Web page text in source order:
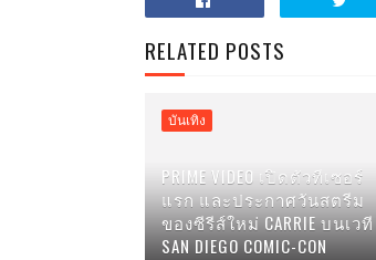
RELATED POSTS
บันเทิง
PRIME VIDEO เปิดตัวทีเซอร์
แรก และประกาศวันสตรีม
ของซีรีส์ใหม่ CARRIE บนเวที
SAN DIEGO COMIC-CON